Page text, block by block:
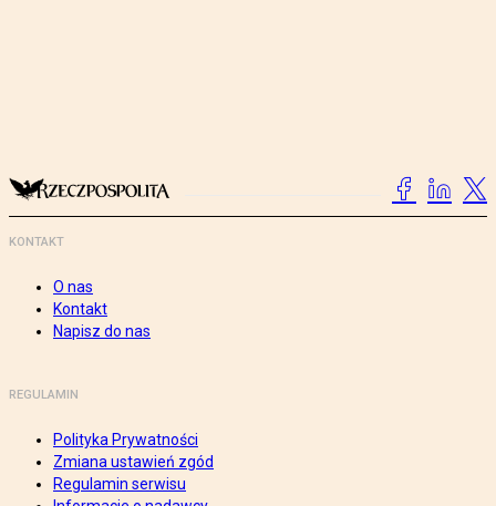
KONTAKT
O nas
Kontakt
Napisz do nas
REGULAMIN
Polityka Prywatności
Zmiana ustawień zgód
Regulamin serwisu